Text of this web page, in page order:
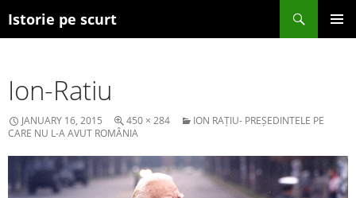
Istorie pe scurt
Search
SKIP TO CONTENT
Ion-Ratiu
JANUARY 16, 2015 450 × 284
ION RAȚIU- PREȘEDINTELE PE
CARE NU L-A AVUT ROMÂNIA